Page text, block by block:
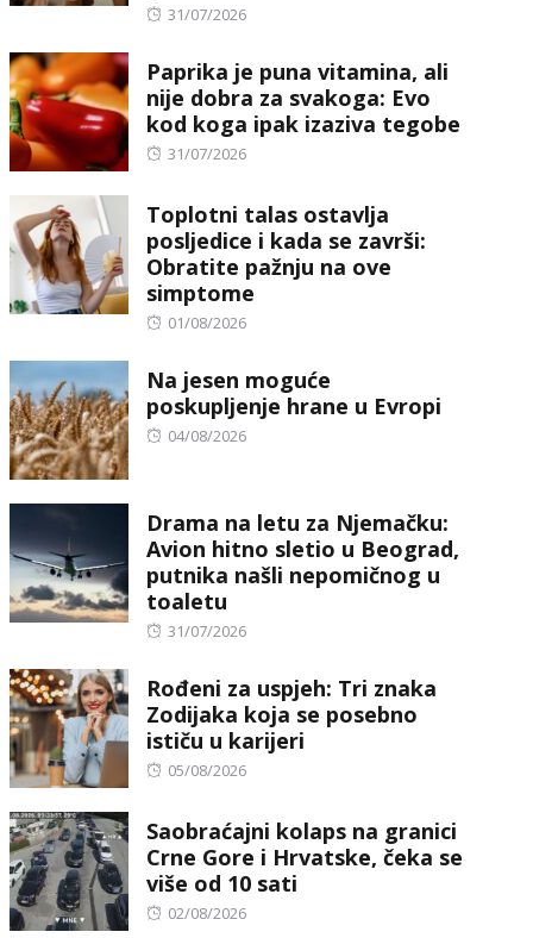
Posted
31/07/2026
Paprika je puna vitamina, ali
nije dobra za svakoga: Evo
kod koga ipak izaziva tegobe
Posted
31/07/2026
Toplotni talas ostavlja
posljedice i kada se završi:
Obratite pažnju na ove
simptome
Posted
01/08/2026
Na jesen moguće
poskupljenje hrane u Evropi
Posted
04/08/2026
Drama na letu za Njemačku:
Avion hitno sletio u Beograd,
putnika našli nepomičnog u
toaletu
Posted
31/07/2026
Rođeni za uspjeh: Tri znaka
Zodijaka koja se posebno
ističu u karijeri
Posted
05/08/2026
Saobraćajni kolaps na granici
Crne Gore i Hrvatske, čeka se
više od 10 sati
Posted
02/08/2026